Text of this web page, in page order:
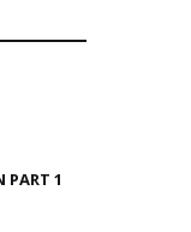
PART 1